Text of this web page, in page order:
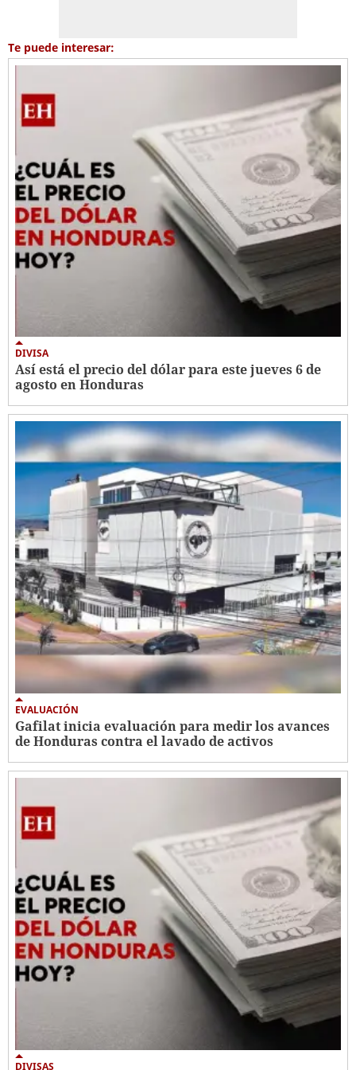
Te puede interesar:
DIVISA
Así está el precio del dólar para este jueves 6 de
agosto en Honduras
EVALUACIÓN
Gafilat inicia evaluación para medir los avances
de Honduras contra el lavado de activos
DIVISAS